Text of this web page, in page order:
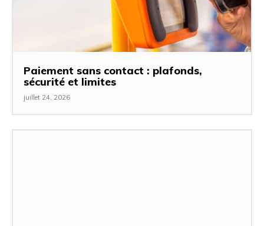
Paiement sans contact : plafonds,
sécurité et limites
juillet 24, 2026